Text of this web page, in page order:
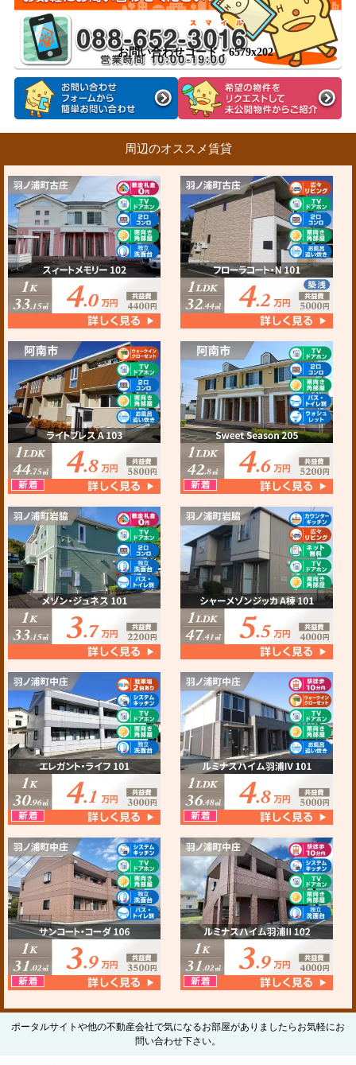
お問い合わせコード：6579x202
周辺のオススメ賃貸
ポータルサイトや他の不動産会社で気になるお部屋がありましたらお気軽にお
問い合わせ下さい。